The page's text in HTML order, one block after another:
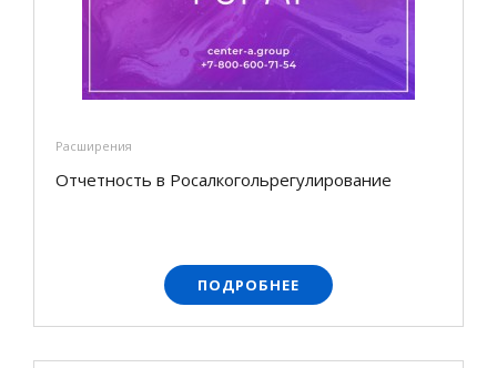
Расширения
Отчетность в Росалкогольрегулирование
ПОДРОБНЕЕ